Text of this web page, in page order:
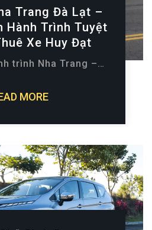
Trang Đà Lạt –
Hành Trình Tuyệt
Xe Huy Đạt
trình Nha Trang –…
MORE